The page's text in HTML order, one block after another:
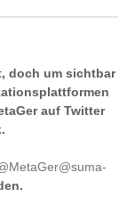
doch um sichtbar
auf Twitter